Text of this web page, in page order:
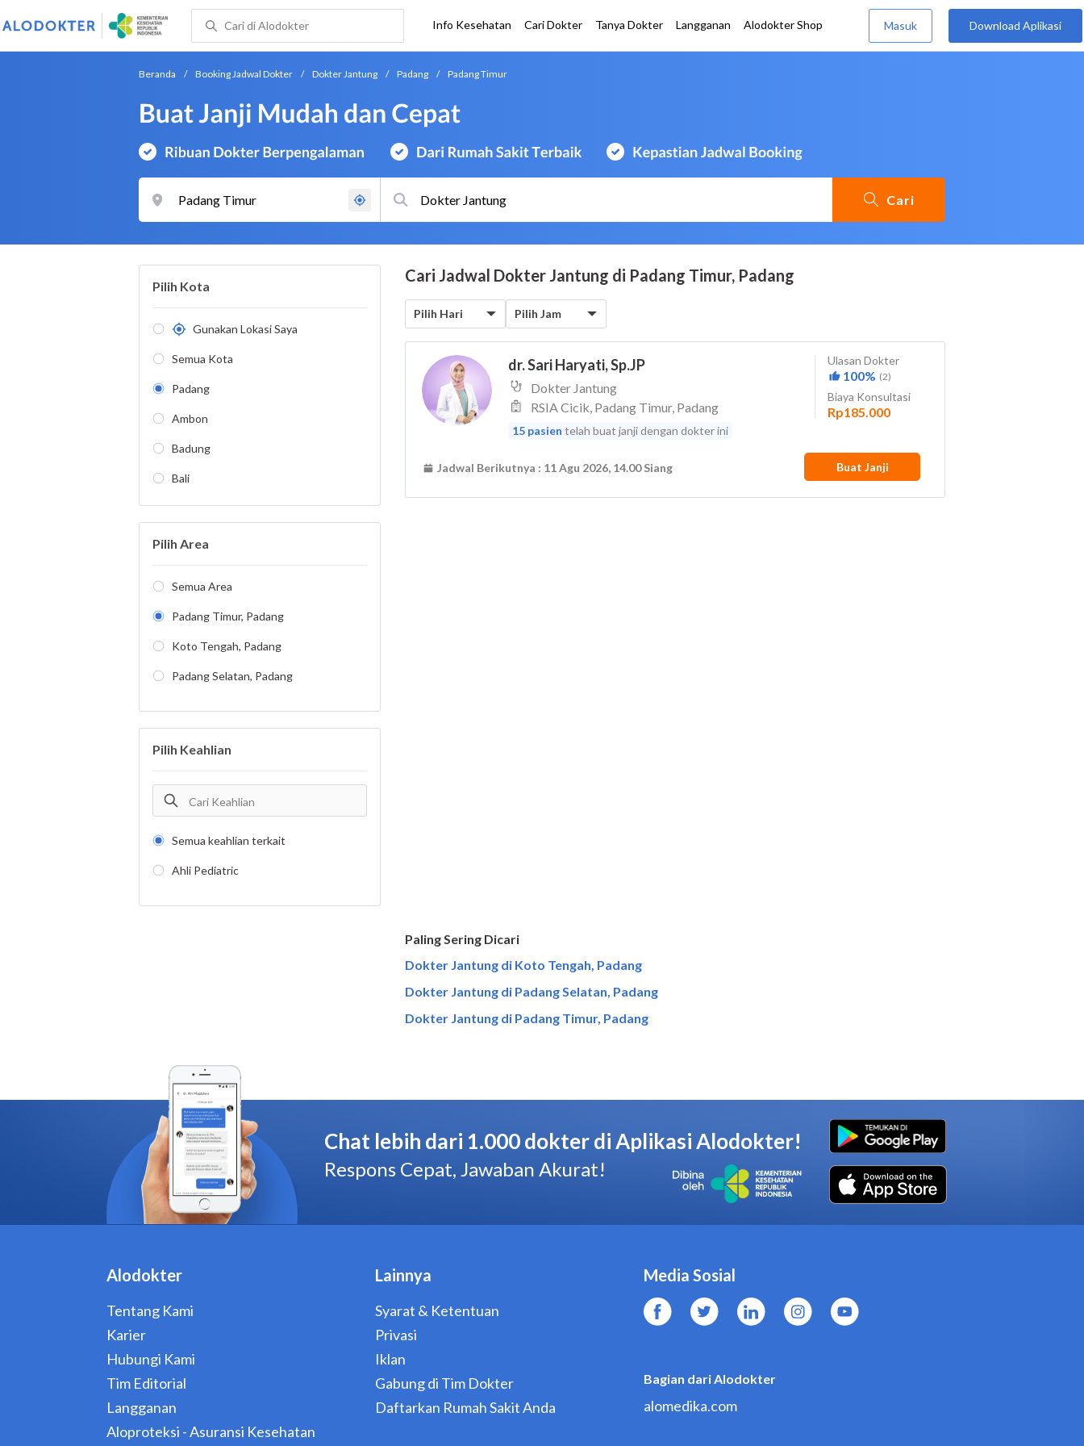
Paling Sering Dicari
Dokter Jantung di Koto Tengah, Padang
Dokter Jantung di Padang Selatan, Padang
Dokter Jantung di Padang Timur, Padang